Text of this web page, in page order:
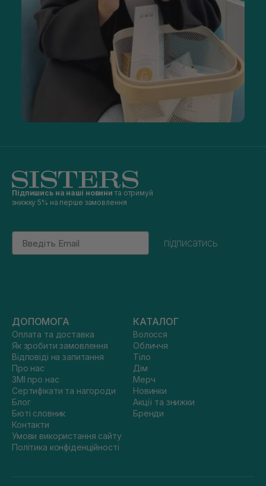
Підпишись на наші новини та отримуй
знижку 5% на перше замовлення
Email
підписатись
ДОПОМОГА
Оплата та доставка
Як зробити замовлення
Відповіді на запитання
Про нас
ЗМІ про нас
Сертифікати та нагороди
Блог
Бюті словник
Контакти
Умови використання сайту
Політика конфіденційності
КАТАЛОГ
Волосся
Обличчя
Тіло
Дім
Мерч
Новинки
Акції та знижки
Бренди